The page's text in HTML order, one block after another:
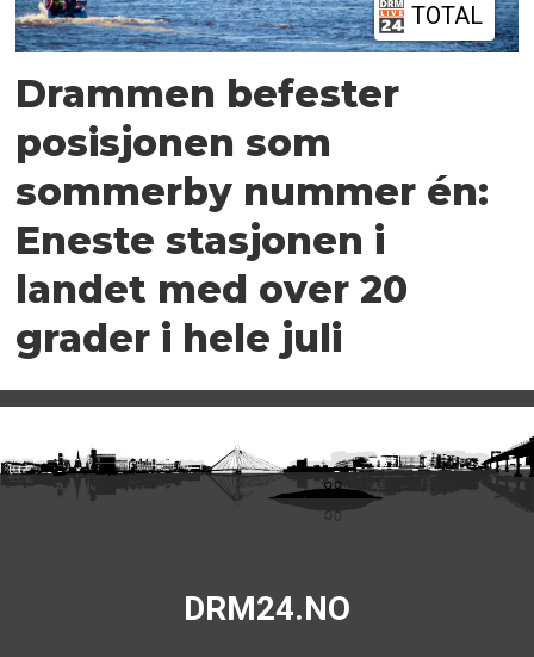
TOTAL
Drammen befester
posisjonen som
sommerby nummer én:
Eneste stasjonen i
landet med over 20
grader i hele juli
DRM24.NO